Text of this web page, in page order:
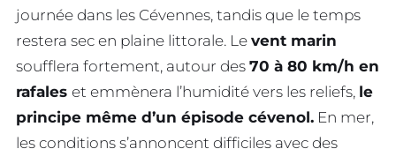
journée dans les Cévennes, tandis que le temps
restera sec en plaine littorale. Le vent marin
soufflera fortement, autour des 70 à 80 km/h en
rafales et emmènera l’humidité vers les reliefs, le
principe même d’un épisode cévenol. En mer,
les conditions s’annoncent difficiles avec des